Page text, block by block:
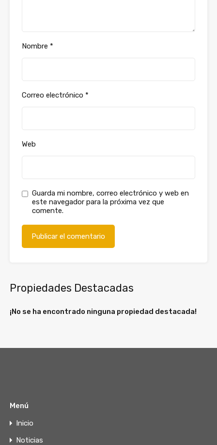
Nombre *
Correo electrónico *
Web
Guarda mi nombre, correo electrónico y web en
este navegador para la próxima vez que
comente.
Propiedades Destacadas
¡No se ha encontrado ninguna propiedad destacada!
Menú
Inicio
Noticias